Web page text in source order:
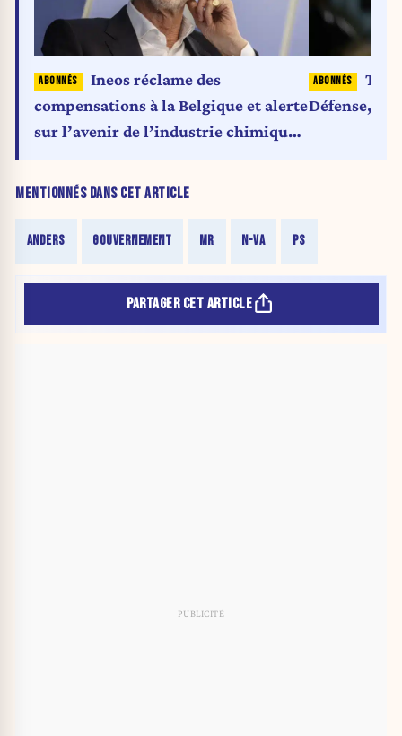
MENTIONNÉS DANS CET ARTICLE
ANDERS GOUVERNEMENT MR N-VA PS
Ineos réclame des
compensations à la Belgique et alerte
sur l’avenir de l’industrie chimique
Défense,
PARTAGER CET ARTICLE